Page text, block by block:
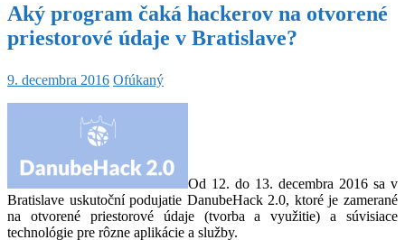
Aký program čaká hackerov na otvorené
priestorové údaje v Bratislave?
9. decembra 2016 Ofúkaný
Od 12. do 13. decembra 2016 sa v
Bratislave uskutoční podujatie DanubeHack 2.0, ktoré je zamerané
na otvorené priestorové údaje (tvorba a využitie) a súvisiace
technológie pre rôzne aplikácie a služby.